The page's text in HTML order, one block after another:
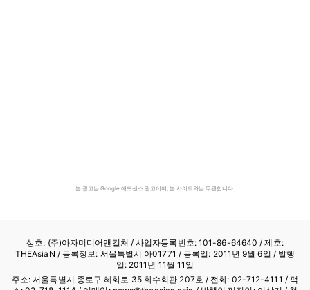
본 광고는 Google 애드센스 광고이며, 본 사이트와는 무관합니다.
상호: (주)아자미디어앤컬처 /사업자등록번호: 101-86-64640 / 제호:
THEAsiaN / 등록정보: 서울특별시 아01771 / 등록일: 2011년 9월 6일 / 발행
일: 2011년 11월 11일
주소: 서울특별시 종로구 혜화로 35 화수회관 207호 / 전화: 02-712-4111 / 팩